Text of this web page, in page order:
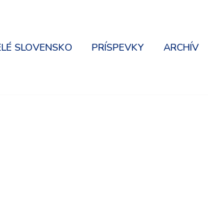
SLOVENSKO PRÍSPEVKY ARCHÍV